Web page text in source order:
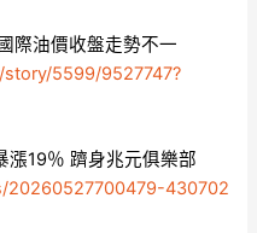
際油價收盤走勢不一
5599/9527747?
漲19％ 躋身兆元俱樂部
430702